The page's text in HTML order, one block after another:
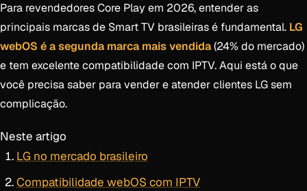
Para revendedores Core Play em 2026, entender as
principais marcas de Smart TV brasileiras é fundamental. LG
webOS é a segunda marca mais vendida(24% do mercado)
e tem excelente compatibilidade com IPTV. Aqui está o que
você precisa saber para vender e atender clientes LG sem
complicação.
Neste artigo
LG no mercado brasileiro
Compatibilidade webOS com IPTV